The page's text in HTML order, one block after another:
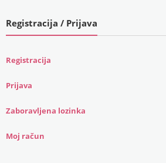
Registracija / Prijava
Registracija
Prijava
Zaboravljena lozinka
Moj račun